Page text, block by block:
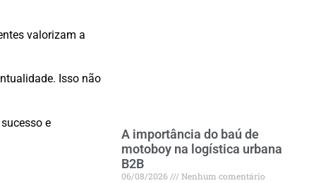
valorizam a
Isso não
e
A importância do baú de
motoboy na logística urbana
B2B
06/08/2026 Nenhum comentário